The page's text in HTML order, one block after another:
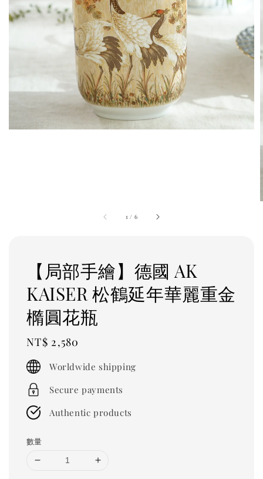
1 / 6
【局部手繪】德國 AK
KAISER 松鶴延年華麗重金
橢圓花瓶
Regular
price
NT$ 2,580
Worldwide shipping
Secure payments
Authentic products
數量